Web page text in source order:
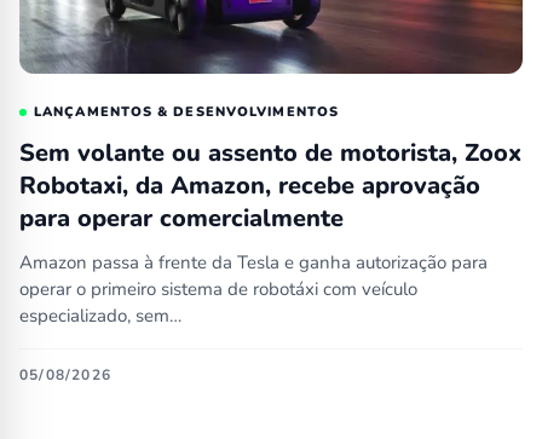
LANÇAMENTOS & DESENVOLVIMENTOS
Sem volante ou assento de motorista, Zoox
Robotaxi, da Amazon, recebe aprovação
para operar comercialmente
Amazon passa à frente da Tesla e ganha autorização para
operar o primeiro sistema de robotáxi com veículo
especializado, sem…
05/08/2026